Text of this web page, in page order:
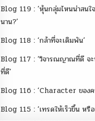
Blog 119 : ‘หุ้นกลุ่มไหนน่าสนใ
นาน?’
Blog 118 : ‘กล้าที่จะเดิมพัน’
Blog 117 : ‘วิจารณญาณที่ดี จะ
ที่ดี’
Blog 116 : ‘Character ของค
Blog 115 : ‘เทรดให้เร็วขึ้น หรือ